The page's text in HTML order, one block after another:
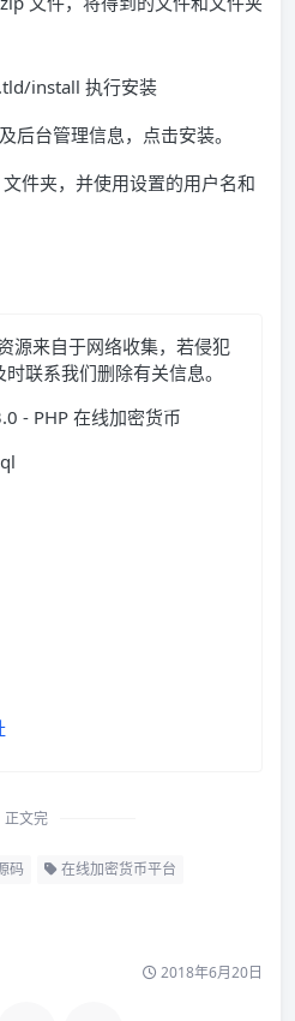
install 执行安装
后台管理信息，点击安装。
件夹，并使用设置的用户名和
源来自于网络收集，若侵犯
联系我们删除有关信息。
- PHP 在线加密货币
正文完
码 在线加密货币平台
2018年6月20日